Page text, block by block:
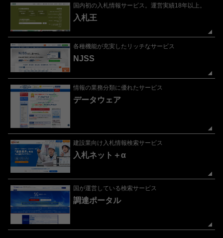
国内初の入札情報サービス。運営実績18年以上。
入札王
各種機能が充実したリッチなサービス
NJSS
情報の業務分類に優れたサービス
データウェア
建設業向け入札情報検索サービス
入札ネット＋α
国が運営している検索サービス
調達ポータル